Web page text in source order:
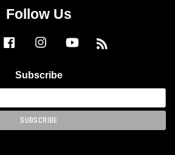
Follow Us
Facebook Instagram YouTube
Subscribe